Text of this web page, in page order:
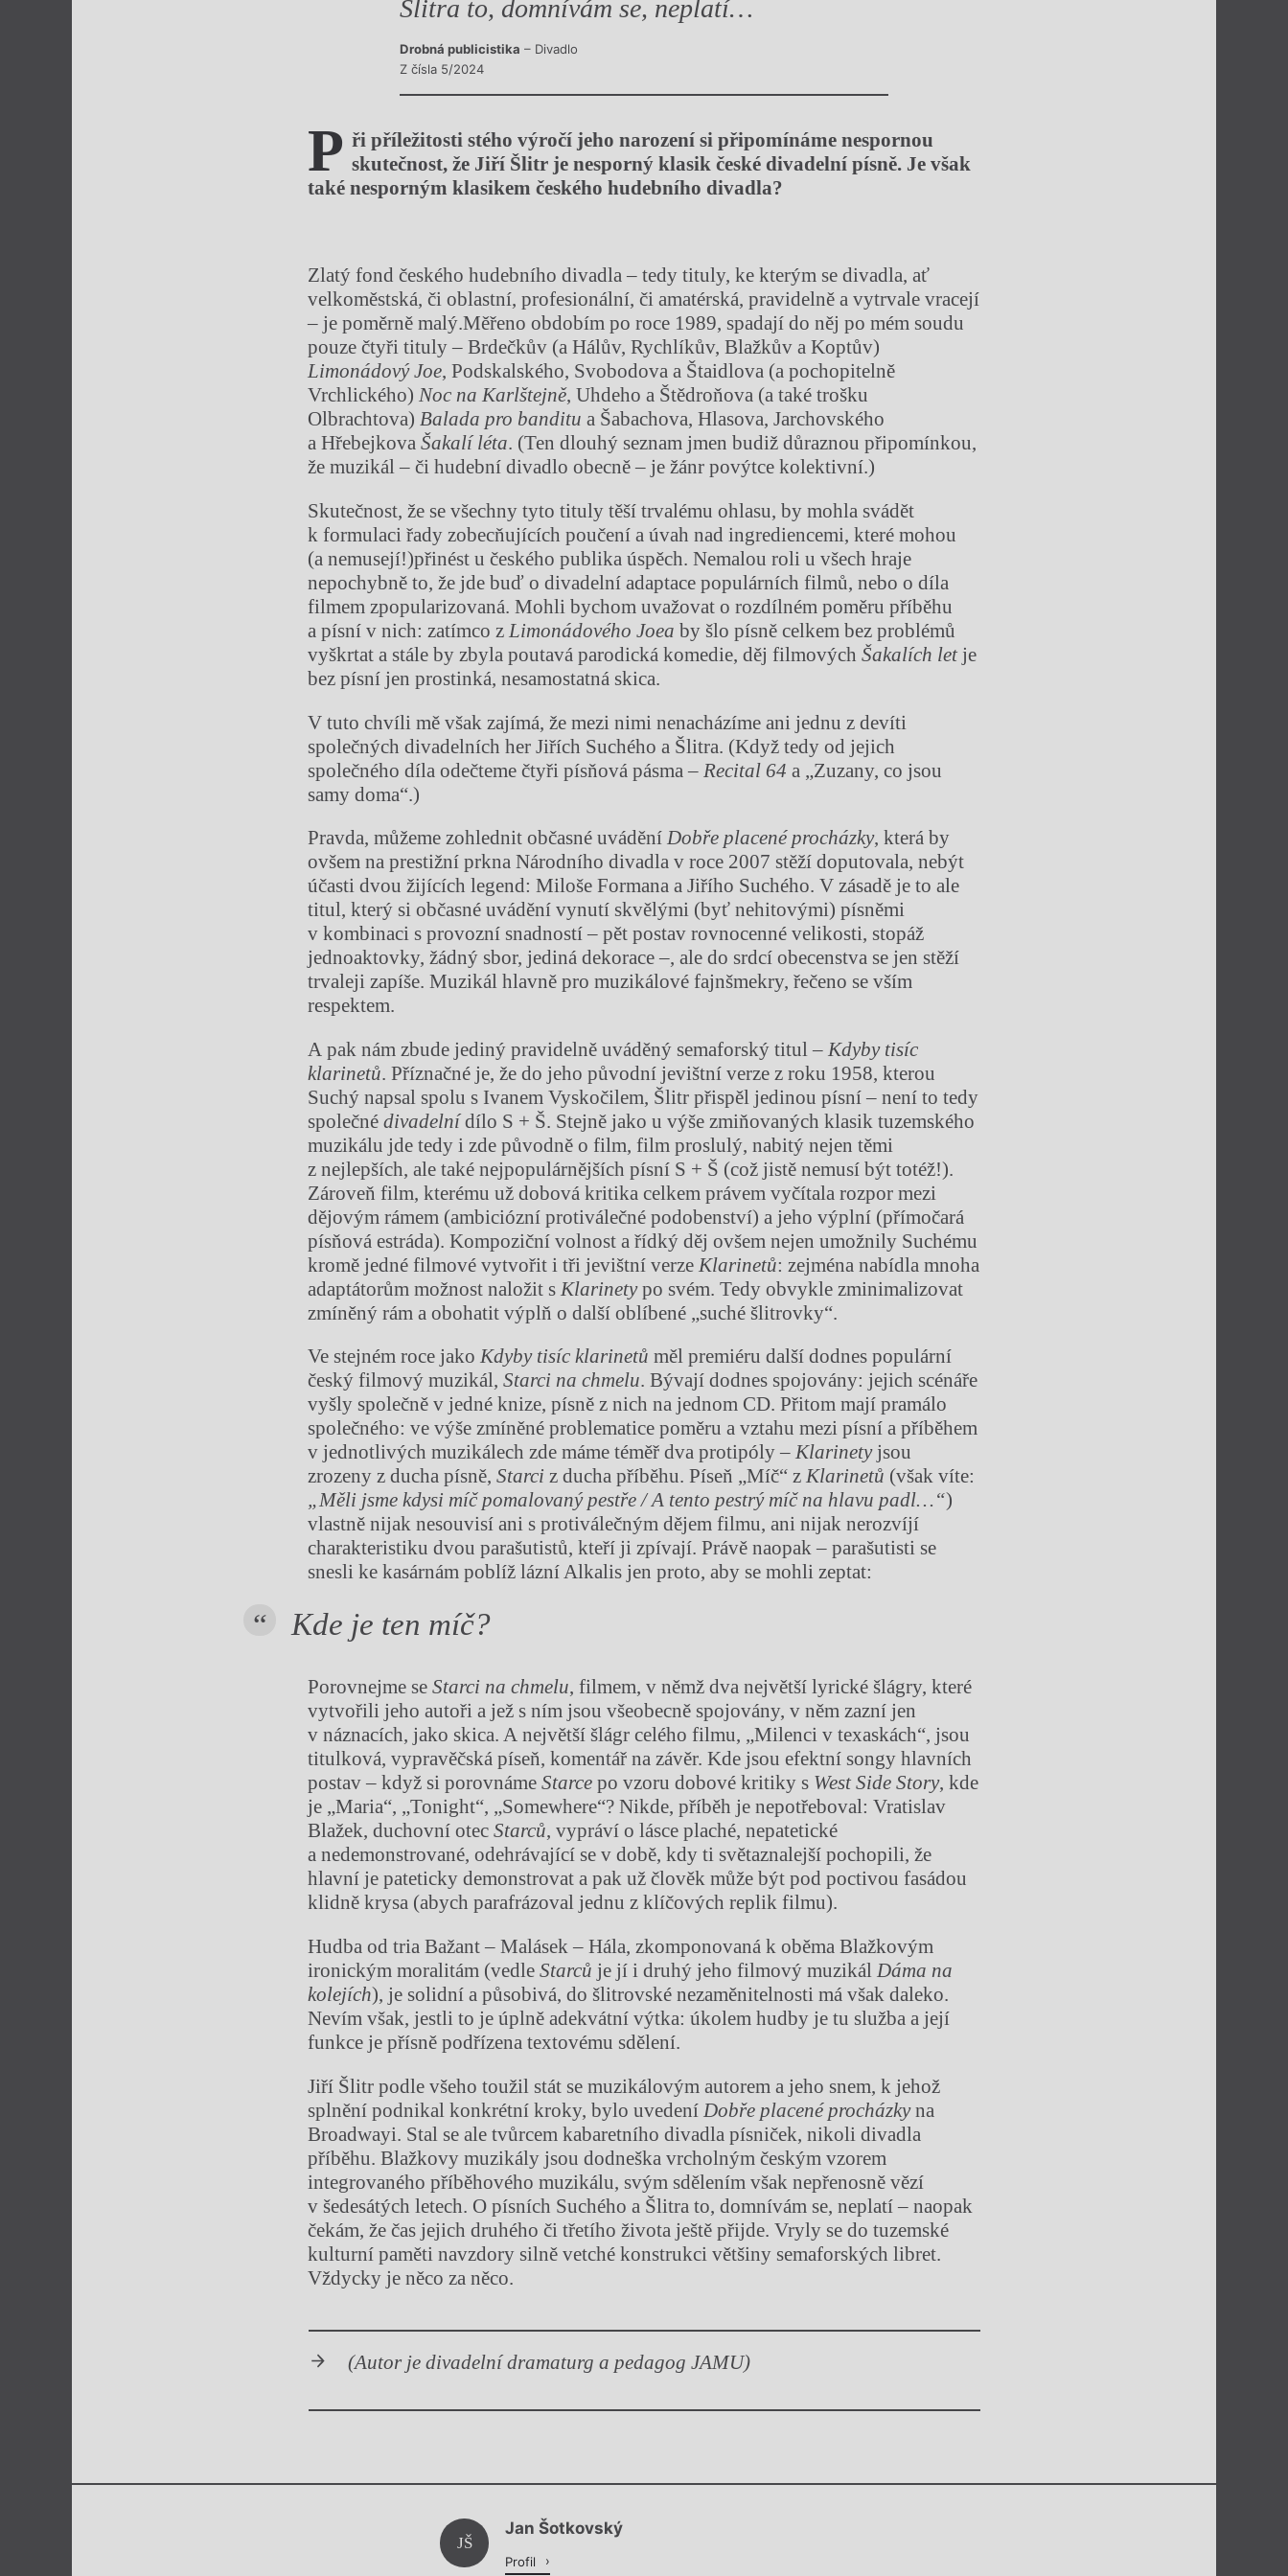
Šlitra to, domnívám se, neplatí…
Drobná publicistika – Divadlo
Z čísla 5/2024
P ři příležitosti stého výročí jeho narození si připomínámenespornou
skutečnost, že Jiří Šlitr je nesporný klasik české divadelní písně. Je však
takénesporným klasikem českého hudebního divadla?
Zlatý fond českého hudebního divadla – tedy tituly, ke kterým se divadla, ať
velkoměstská, či oblastní, profesionální, či amatérská, pravidelně a vytrvale vracejí
– je poměrně malý.Měřeno obdobím po roce 1989, spadají do něj po mém soudu
pouze čtyři tituly – Brdečkův (a Hálův, Rychlíkův, Blažkův a Koptův)
LimonádovýJoe, Podskalského, Svobodova a Štaidlova (a pochopitelně
Vrchlického) Noc na Karlštejně, Uhdeho a Štědroňova (a také trošku
Olbrachtova) Balada pro banditu a Šabachova, Hlasova, Jarchovského
a HřebejkovaŠakalí léta. (Ten dlouhý seznam jmen budiž důraznou připomínkou,
že muzikál – či hudební divadlo obecně – je žánr povýtce kolektivní.)
Skutečnost, že se všechny tyto tituly těší trvalému ohlasu, by mohla svádět
k formulaci řady zobecňujících poučení a úvah nad ingrediencemi, které mohou
(a nemusejí!)přinést u českého publika úspěch. Nemalou roli u všech hraje
nepochybně to, že jde buď o divadelní adaptace populárních filmů, nebo o díla
filmem zpopularizovaná. Mohli bychom uvažovat o rozdílném poměru příběhu
a písní v nich: zatímco z Limonádového Joea by šlo písně celkem bez problémů
vyškrtat a stále by zbyla poutavá parodická komedie, děj filmovýchŠakalích let je
bez písní jen prostinká, nesamostatná skica.
V tuto chvíli mě však zajímá, že mezi nimi nenacházíme ani jednu z devíti
společných divadelních her Jiřích Suchého a Šlitra. (Když tedy od jejich
společného díla odečteme čtyři písňová pásma – Recital 64 a „Zuzany, co jsou
samy doma“.)
Pravda, můžeme zohlednit občasné uvádění Dobře placené procházky, která by
ovšem na prestižní prkna Národního divadla v roce 2007 stěží doputovala, nebýt
účasti dvou žijících legend: Miloše Formana a Jiřího Suchého. V zásadě je to ale
titul, který si občasné uvádění vynutí skvělými (byť nehitovými) písněmi
v kombinaci s provozní snadností – pět postav rovnocenné velikosti, stopáž
jednoaktovky, žádný sbor, jediná dekorace –, ale do srdcí obecenstva se jen stěží
trvaleji zapíše. Muzikál hlavně pro muzikálové fajnšmekry, řečeno se vším
respektem.
A pak nám zbude jediný pravidelně uváděný semaforský titul – Kdyby tisíc
klarinetů. Příznačné je, že do jeho původní jevištní verze z roku 1958, kterou
Suchý napsal spolu s Ivanem Vyskočilem, Šlitr přispěl jedinou písní – není to tedy
společnédivadelní dílo S + Š. Stejně jako u výše zmiňovaných klasik tuzemského
muzikálu jde tedy i zde původně o film, film proslulý, nabitý nejen těmi
z nejlepších, ale také nejpopulárnějších písní S + Š (což jistě nemusí být totéž!).
Zároveň film, kterému už dobová kritika celkem právem vyčítala rozpor mezi
dějovým rámem (ambiciózní protiválečné podobenství) a jeho výplní (přímočará
písňová estráda). Kompoziční volnost a řídký děj ovšem nejen umožnily Suchému
kromě jedné filmové vytvořit i tři jevištní verze Klarinetů: zejména nabídla mnoha
adaptátorům možnost naložit s Klarinetypo svém. Tedy obvykle zminimalizovat
zmíněný rám a obohatit výplň o další oblíbené „suché šlitrovky“.
Ve stejném roce jakoKdyby tisíc klarinetů měl premiéru další dodnes populární
český filmový muzikál,Starci na chmelu. Bývají dodnes spojovány: jejich scénáře
vyšly společně v jedné knize, písně z nich na jednom CD. Přitom mají pramálo
společného: ve výše zmíněné problematice poměru a vztahu mezi písní a příběhem
v jednotlivých muzikálech zde máme téměř dva protipóly –Klarinety jsou
zrozeny z ducha písně,Starciz ducha příběhu. Píseň „Míč“ zKlarinetů (však víte:
„Měli jsme kdysi míč pomalovaný pestře / A tento pestrý míč na hlavu padl…“)
vlastně nijak nesouvisí ani s protiválečným dějem filmu, ani nijak nerozvíjí
charakteristiku dvou parašutistů, kteří ji zpívají. Právě naopak – parašutisti se
snesli ke kasárnám poblíž lázní Alkalis jen proto, aby se mohli zeptat:
Kde je ten míč?
Porovnejme seStarci na chmelu, filmem, v němž dva největší lyrické šlágry, které
vytvořili jeho autoři a jež s ním jsou všeobecně spojovány, v něm zazní jen
v náznacích, jako skica. A největší šlágr celého filmu, „Milenci v texaskách“, jsou
titulková, vypravěčská píseň, komentář na závěr. Kde jsou efektní songy hlavních
postav – když si porovnámeStarcepo vzoru dobové kritiky s West Side Story, kde
je „Maria“, „Tonight“, „Somewhere“? Nikde, příběh je nepotřeboval: Vratislav
Blažek, duchovní otecStarců, vypráví o lásce plaché, nepatetické
a nedemonstrované, odehrávající se v době, kdy ti světaznalejší pochopili, že
hlavní je pateticky demonstrovat a pak už člověk může být pod poctivou fasádou
klidně krysa (abych parafrázoval jednu z klíčových replik filmu).
Hudba od tria Bažant – Malásek – Hála, zkomponovaná k oběma Blažkovým
ironickým moralitám (vedleStarců je jí i druhý jeho filmový muzikál Dáma na
kolejích), je solidní a působivá, do šlitrovské nezaměnitelnosti má však daleko.
Nevím však, jestli to je úplně adekvátní výtka: úkolem hudby je tu služba a její
funkce je přísně podřízena textovému sdělení.
Jiří Šlitr podle všeho toužil stát se muzikálovým autorem a jeho snem, k jehož
splnění podnikal konkrétní kroky, bylo uvedení Dobře placené procházkyna
Broadwayi. Stal se ale tvůrcem kabaretního divadla písniček, nikoli divadla
příběhu. Blažkovy muzikály jsou dodneška vrcholným českým vzorem
integrovaného příběhového muzikálu, svým sdělením však nepřenosně vězí
v šedesátých letech. O písních Suchého a Šlitra to, domnívám se, neplatí – naopak
čekám, že čas jejich druhého či třetího života ještě přijde. Vryly se do tuzemské
kulturní paměti navzdory silně vetché konstrukci většiny semaforských libret.
Vždycky je něco za něco.
(Autor je divadelní dramaturg a pedagog JAMU)
Chviličku.
Načítá se.
JŠ
Jan Šotkovský
Profil